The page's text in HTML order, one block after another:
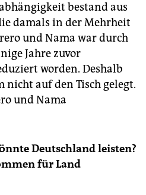
bestand aus
damals in der Mehrheit
und Nama war durch
Jahre zuvor
worden. Deshalb
nicht auf den Tisch gelegt.
und Nama
Deutschland leisten?
für Land